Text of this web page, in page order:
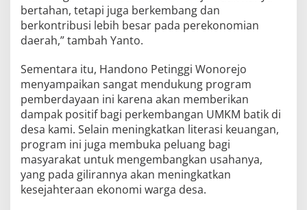
bertahan, tetapi juga berkembang dan
berkontribusi lebih besar pada perekonomian
daerah,” tambah Yanto.
Sementara itu, Handono Petinggi Wonorejo
menyampaikan sangat mendukung program
pemberdayaan ini karena akan memberikan
dampak positif bagi perkembangan UMKM batik di
desa kami. Selain meningkatkan literasi keuangan,
program ini juga membuka peluang bagi
masyarakat untuk mengembangkan usahanya,
yang pada gilirannya akan meningkatkan
kesejahteraan ekonomi warga desa.